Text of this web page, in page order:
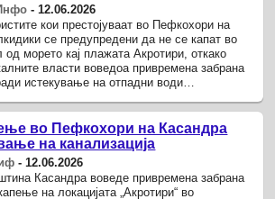
-12.06.2026
кои престојуваат во Пефкохори на
се предупредени да не се капат во
од морето кај плажата Акротири, откако
власти воведоа привремена забрана
истекување на отпадни води
во Пефкохори на Касандра
на канализација
-12.06.2026
Касандра воведе привремена забрана
на локацијата „Акротири“ во